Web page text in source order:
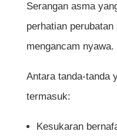
Serangan asma
perhatian
mengancam nyawa.
Antara tanda-tanda
termasuk:
Kesukaran